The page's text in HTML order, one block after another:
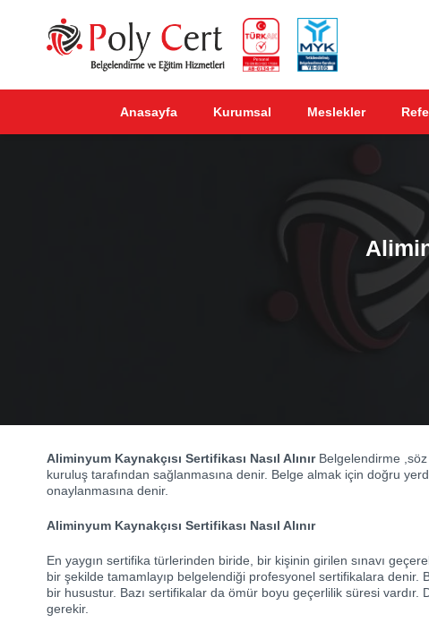
Anasayfa Kurumsal Meslekler
Aliminyum Kaynakçısı Sertifikası Nasıl AlınırBelgelendirme
kuruluş tarafından sağlanmasına denir. Belge almak için doğru
onaylanmasına denir.
Aliminyum Kaynakçısı Sertifikası Nasıl Alınır
En yaygın sertifika türlerinden biride, bir kişinin girilen sınavı
bir şekilde tamamlayıp belgelendiği profesyonel sertifikalara denir.
bir husustur. Bazı sertifikalar da ömür boyu geçerlilik süresi
gerekir.